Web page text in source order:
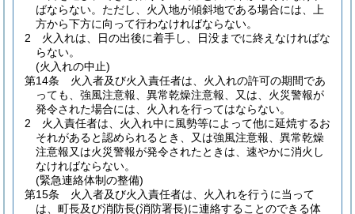
ばならない。 ただし、火入地が傾斜地である場合には、上
方から下方に向って行わなければならない。
2
火入れは、日の出後に着手し、日没までに終えなければな
らない。
(火入れの中止)
第14条
火入者及び火入責任者は、火入れの許可の期間であ
っても、強風注意報、異常乾燥注意報、又は、火災警報が
発令された場合には、火入れを行ってはならない。
2
火入責任者は、火入れ中に風勢等によって他に延焼するお
それがあると認められるとき、又は強風注意報、異常乾燥
注意報又は火災警報が発令されたときは、速やかに消火し
なければならない。
(緊急連絡体制の整備)
第15条
火入者及び火入責任者は、火入れを行うに当って
は、町長及び消防長(消防署長)に連絡することのできる体